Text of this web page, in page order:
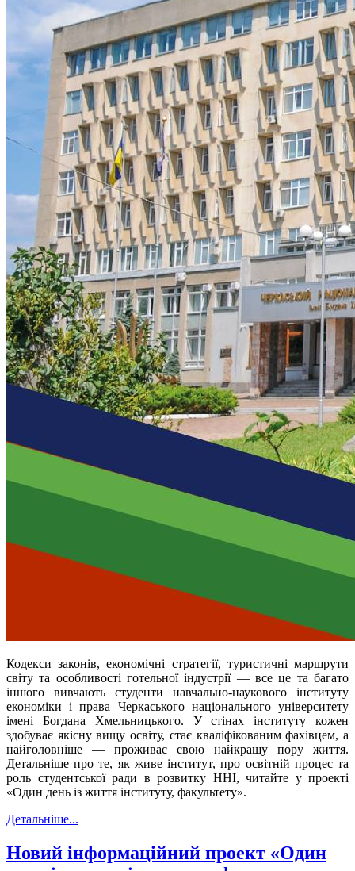
Кодекси законів, економічні стратегії, туристичні маршрути
світу та особливості готельної індустрії — все це та багато
іншого вивчають студенти навчально-наукового інституту
економіки і права Черкаського національного університету
імені Богдана Хмельницького. У стінах інституту кожен
здобуває якісну вищу освіту, стає кваліфікованим фахівцем, а
найголовніше — проживає свою найкращу пору життя.
Детальніше про те, як живе інститут, про освітній процес та
роль студентської ради в розвитку ННІ, читайте у проекті
«Один день із життя інституту, факультету».
Детальніше...
Новий інформаційний проект «Один